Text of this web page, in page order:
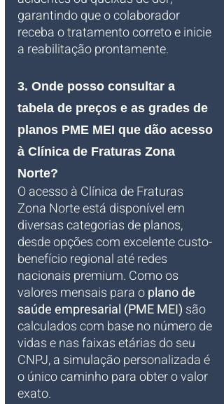
garantindo que o colaborador
receba o tratamento correto e inicie
a reabilitação prontamente.
3. Onde posso consultar a
tabela de preços e as grades de
planos PME MEI que dão acesso
à Clínica de Fraturas Zona
Norte?
O acesso à Clínica de Fraturas
Zona Norte está disponível em
diversas categorias de planos,
desde opções com excelente custo-
benefício regional até redes
nacionais premium. Como os
valores mensais para o plano de
saúde empresarial (PME MEI) são
calculados com base no número de
vidas e nas faixas etárias do seu
CNPJ, a simulação personalizada é
o único caminho para obter o valor
exato.